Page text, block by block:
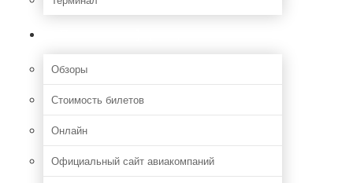
Обзоры
Стоимость билетов
Онлайн
Официальный сайт авиакомпаний